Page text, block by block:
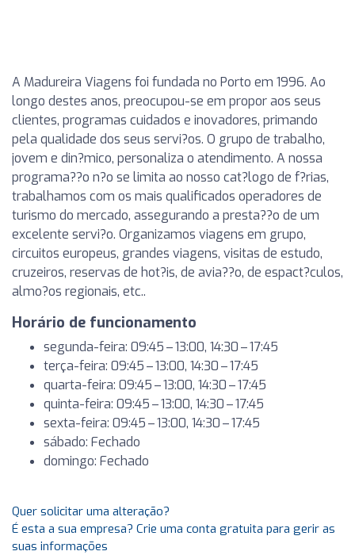
A Madureira Viagens foi fundada no Porto em 1996. Ao
longo destes anos, preocupou-se em propor aos seus
clientes, programas cuidados e inovadores, primando
pela qualidade dos seus servi?os. O grupo de trabalho,
jovem e din?mico, personaliza o atendimento. A nossa
programa??o n?o se limita ao nosso cat?logo de f?rias,
trabalhamos com os mais qualificados operadores de
turismo do mercado, assegurando a presta??o de um
excelente servi?o. Organizamos viagens em grupo,
circuitos europeus, grandes viagens, visitas de estudo,
cruzeiros, reservas de hot?is, de avia??o, de espact?culos,
almo?os regionais, etc..
Horário de funcionamento
segunda-feira: 09:45 – 13:00, 14:30 – 17:45
terça-feira: 09:45 – 13:00, 14:30 – 17:45
quarta-feira: 09:45 – 13:00, 14:30 – 17:45
quinta-feira: 09:45 – 13:00, 14:30 – 17:45
sexta-feira: 09:45 – 13:00, 14:30 – 17:45
sábado: Fechado
domingo: Fechado
Quer solicitar uma alteração?
É esta a sua empresa? Crie uma conta gratuita para gerir as
suas informações